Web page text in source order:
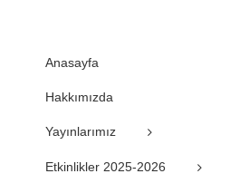
Anasayfa
Hakkımızda
Yayınlarımız
Etkinlikler 2025-2026